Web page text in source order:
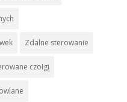
Zdalne sterowanie
czołgi